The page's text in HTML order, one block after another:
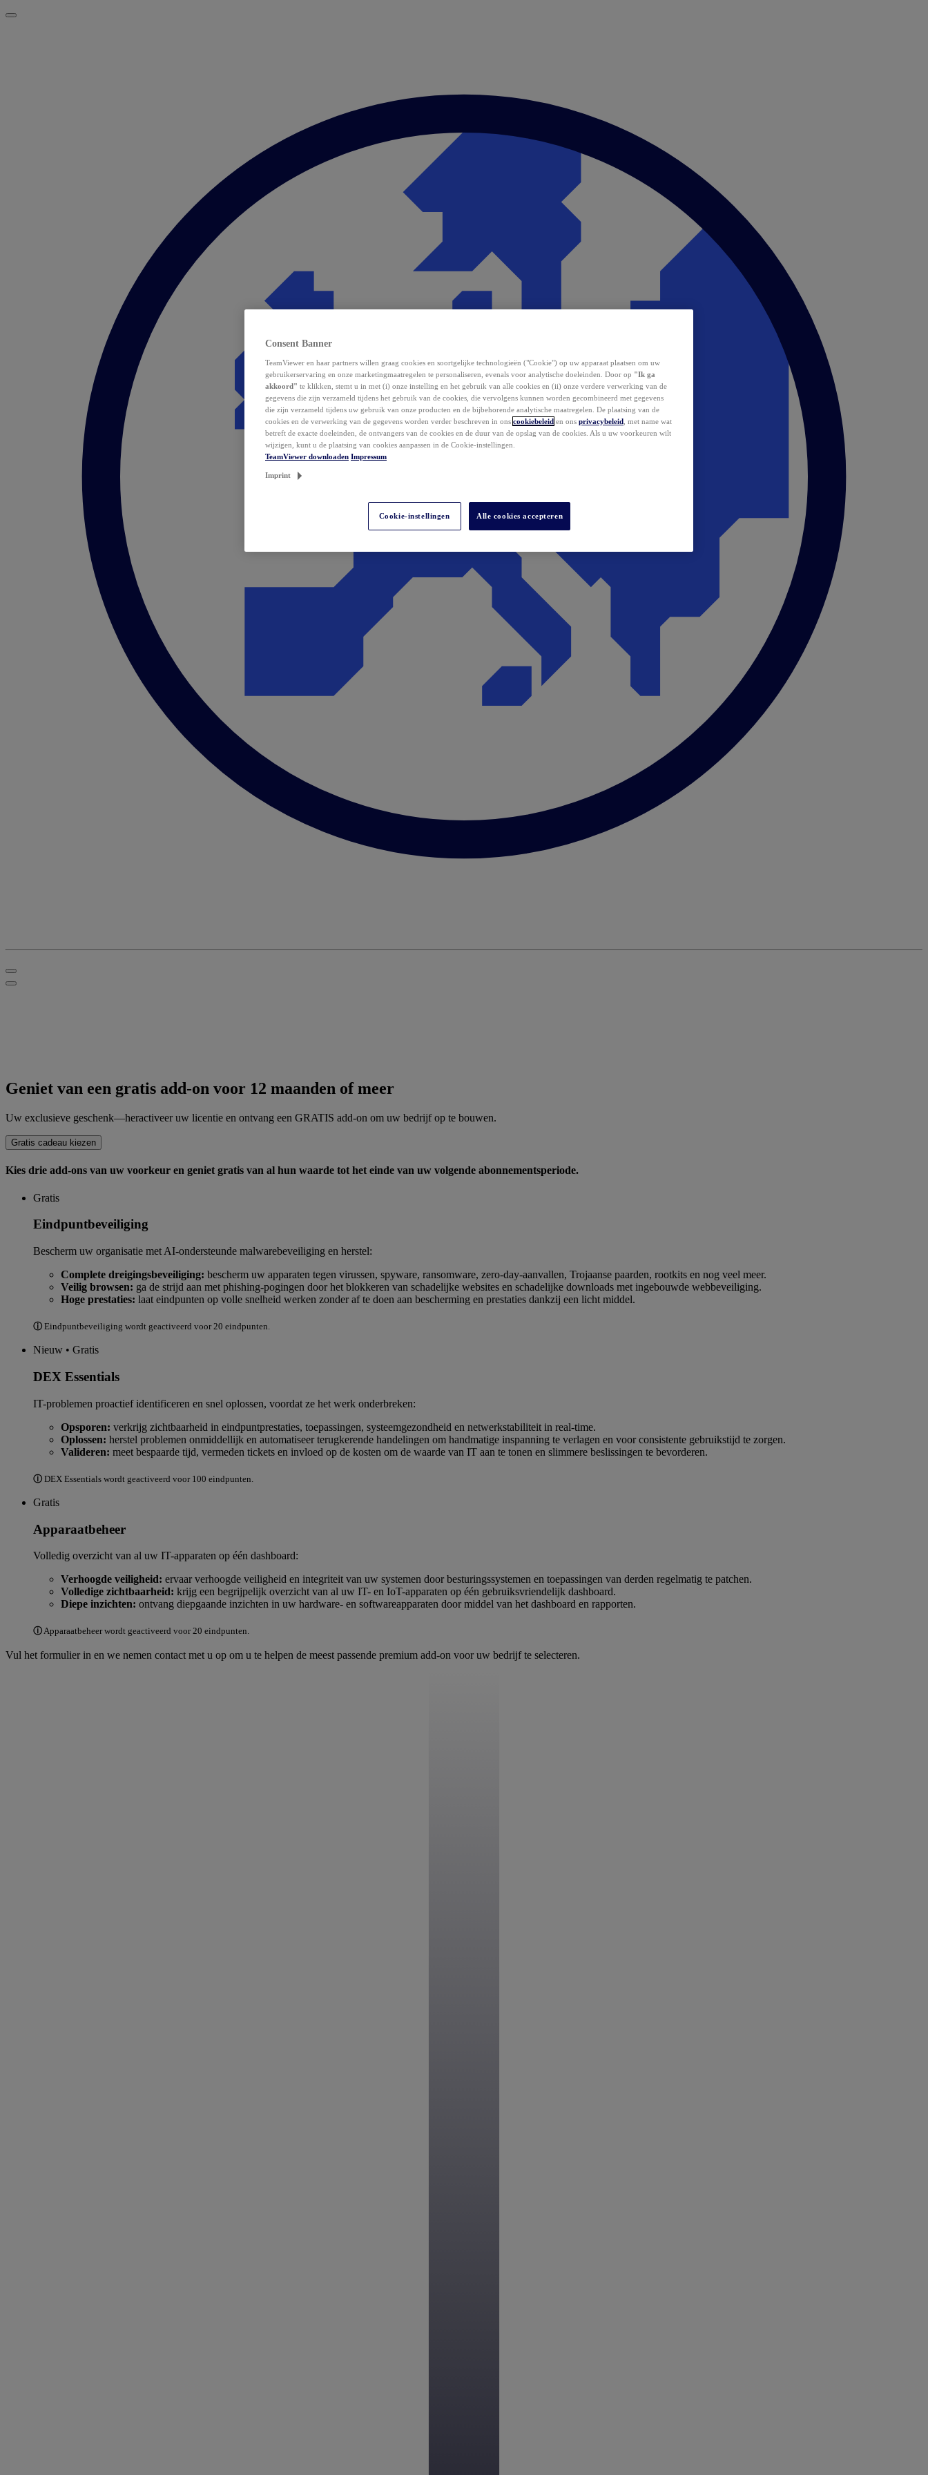
Geniet van een gratis add-on voor 12 maanden of meer
Uw exclusieve geschenk—heractiveer uw licentie en ontvang een GRATIS add-on om uw bedrijf op te bouwen.
Gratis cadeau kiezen
Kies drie add-ons van uw voorkeur en geniet gratis van al hun waarde tot het einde van uw volgende abonnementsperiode.
Gratis
Eindpuntbeveiliging
Bescherm uw organisatie met AI-ondersteunde malwarebeveiliging en herstel:
Complete dreigingsbeveiliging: bescherm uw apparaten tegen virussen, spyware, ransomware, zero-day-aanvallen, Trojaanse paarden, rootkits en nog veel meer.
Veilig browsen: ga de strijd aan met phishing-pogingen door het blokkeren van schadelijke websites en schadelijke downloads met ingebouwde webbeveiliging.
Hoge prestaties: laat eindpunten op volle snelheid werken zonder af te doen aan bescherming en prestaties dankzij een licht middel.
ⓘ Eindpuntbeveiliging wordt geactiveerd voor 20 eindpunten.
Nieuw • Gratis
DEX Essentials
IT-problemen proactief identificeren en snel oplossen, voordat ze het werk onderbreken:
Opsporen: verkrijg zichtbaarheid in eindpuntprestaties, toepassingen, systeemgezondheid en netwerkstabiliteit in real-time.
Oplossen: herstel problemen onmiddellijk en automatiseer terugkerende handelingen om handmatige inspanning te verlagen en voor consistente gebruikstijd te zorgen.
Valideren: meet bespaarde tijd, vermeden tickets en invloed op de kosten om de waarde van IT aan te tonen en slimmere beslissingen te bevorderen.
ⓘ DEX Essentials wordt geactiveerd voor 100 eindpunten.
Gratis
Apparaatbeheer
Volledig overzicht van al uw IT-apparaten op één dashboard:
Verhoogde veiligheid: ervaar verhoogde veiligheid en integriteit van uw systemen door besturingssystemen en toepassingen van derden regelmatig te patchen.
Volledige zichtbaarheid: krijg een begrijpelijk overzicht van al uw IT- en IoT-apparaten op één gebruiksvriendelijk dashboard.
Diepe inzichten: ontvang diepgaande inzichten in uw hardware- en softwareapparaten door middel van het dashboard en rapporten.
ⓘApparaatbeheer wordt geactiveerd voor 20 eindpunten.
Vul het formulier in en we nemen contact met u op om u te helpen de meest passende premium add-on voor uw bedrijf te selecteren.
Consent Banner
TeamViewer en haar partners willen graag cookies en soortgelijke technologieën ("Cookie") op uw apparaat plaatsen om uw
gebruikerservaring en onze marketingmaatregelen te personaliseren, evenals voor analytische doeleinden. Door op "Ik ga
akkoord" te klikken, stemt u in met (i) onze instelling en het gebruik van alle cookies en (ii) onze verdere verwerking van de
gegevens die zijn verzameld tijdens het gebruik van de cookies, die vervolgens kunnen worden gecombineerd met gegevens
die zijn verzameld tijdens uw gebruik van onze producten en de bijbehorende analytische maatregelen. De plaatsing van de
cookies en de verwerking van de gegevens worden verder beschreven in ons cookiebeleid en ons privacybeleid , met name wat
betreft de exacte doeleinden, de ontvangers van de cookies en de duur van de opslag van de cookies. Als u uw voorkeuren wilt
wijzigen, kunt u de plaatsing van cookies aanpassen in de Cookie-instellingen.
TeamViewer downloaden Impressum
Imprint
Cookie-instellingen Alle cookies accepteren